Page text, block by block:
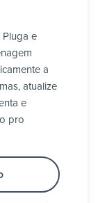
Pluga e
a
atualize
e
pro